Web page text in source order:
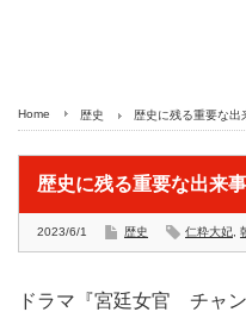
Home 歴史 歴史に残る重要な出
歴史に残る重要な出来
2023/6/1 歴史 仁粋大妃
ドラマ『宮廷女官 チャ